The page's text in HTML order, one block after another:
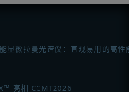
显微拉曼光谱仪：直观易用的高性
亮相 CCMT2026